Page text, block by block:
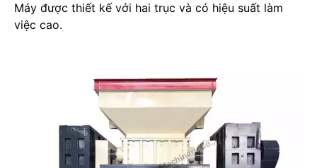
Máy được thiết kế với hai trục và có hiệu suất làm
việc cao.